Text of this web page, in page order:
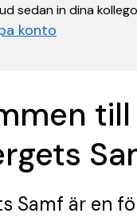
sedan in dina
konto
till
Samf är en